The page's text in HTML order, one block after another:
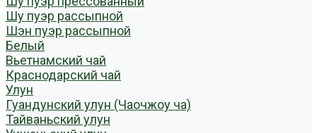
Шу пуэр рассыпной
Шэн пуэр рассыпной
Белый
Вьетнамский чай
Краснодарский чай
Улун
Гуандунский улун (Чаочжоу ча)
Тайваньский улун